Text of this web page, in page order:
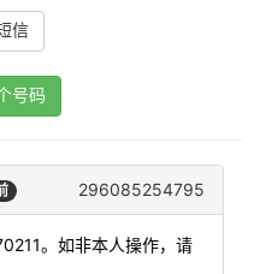
信
号码
296085254795
。如非本人操作，请